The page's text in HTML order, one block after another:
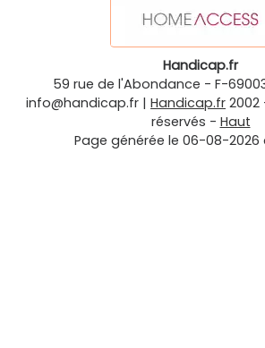
Handicap.fr
59 rue de l'Abondance - F-
info@handicap.fr | Handicap.fr 2002
réservés - Haut
Page générée le 06-08-2026